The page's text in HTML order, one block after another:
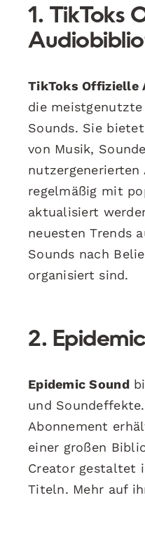
1. TikToks
TikToks Offizielle
die
Sounds. Sie
von Musik,
nutzergenerierten
regelmäßig mit
aktualisiert
neuesten Trends
Sounds nach
organisiert sind.
2.
Epidemic Sound
und
Abonnement
einer großen
Creator gestaltet
Titeln. Mehr auf